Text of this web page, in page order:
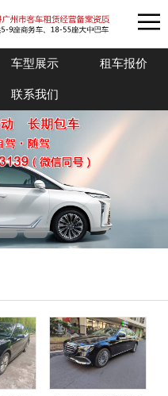
车型展示 租车报价
联系我们